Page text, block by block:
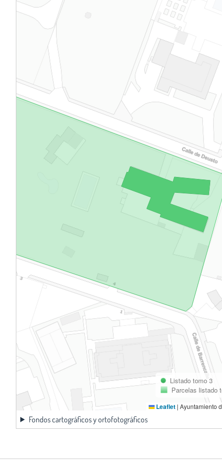
Listado tomo 3
Parcelas listado
Leaflet | Ayuntamiento
Fondos cartográficos y ortofotográficos